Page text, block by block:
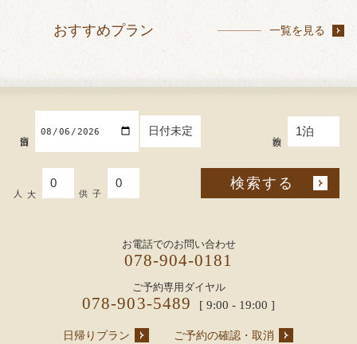
おすすめプラン 一覧を見る
日付未定
検索する
お電話でのお問い合わせ
078-904-0181
ご予約専用ダイヤル
078-903-5489 [ 9:00 - 19:00 ]
日帰りプラン ご予約の確認・取消